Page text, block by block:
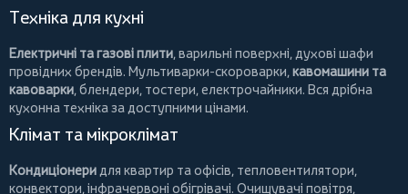
Техніка для кухні
Електричні та газові плити, варильні поверхні, духові шафи
провідних брендів. Мультиварки-скороварки, кавомашини та
кавоварки, блендери, тостери, електрочайники. Вся дрібна
кухонна техніка за доступними цінами.
Клімат та мікроклімат
Кондиціонери для квартир та офісів, тепловентилятори,
конвектори, інфрачервоні обігрівачі. Очищувачі повітря,